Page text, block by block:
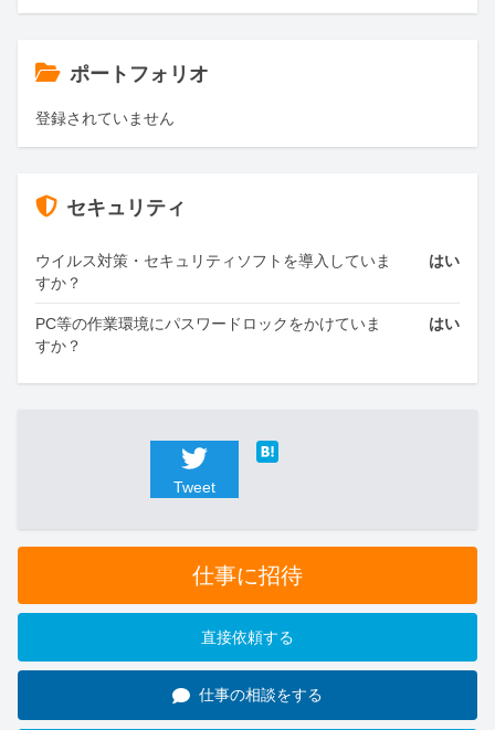
ポートフォリオ
登録されていません
セキュリティ
ウイルス対策・セキュリティソフトを導入していま
すか？
はい
PC等の作業環境にパスワードロックをかけていま
すか？
はい
Tweet
仕事に招待
直接依頼する
仕事の相談をする